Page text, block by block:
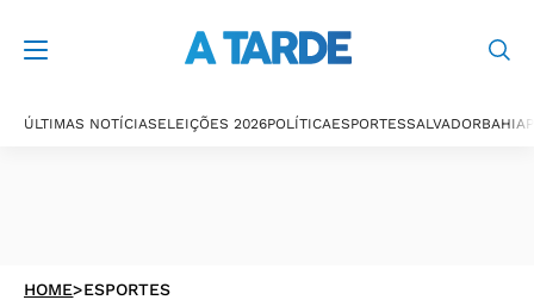
ÚLTIMAS NOTÍCIASELEIÇÕES 2026POLÍTICAESPORTESSALVADORBAHIA
HOME>ESPORTES